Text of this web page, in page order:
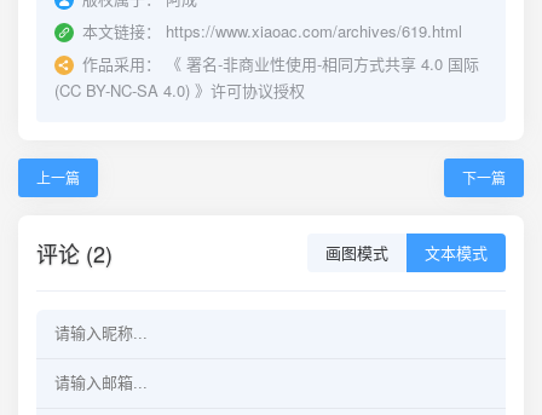
本文链接：
https://www.xiaoac.com/archives/619.html
作品采用：
《 署名-非商业性使用-相同方式共享 4.0 国际
(CC BY-NC-SA 4.0) 》许可协议授权
上一篇 下一篇
评论 (2) 画图模式 文本模式